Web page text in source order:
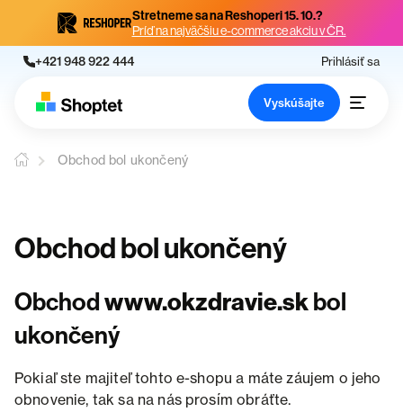
Stretneme sa na Reshoperi 15. 10.?
Príď na najväčšiu e-commerce akciu v ČR.
+421 948 922 444 Prihlásiť sa
Vyskúšajte
Obchod bol ukončený
Obchod bol ukončený
Obchodwww.okzdravie.skbol
ukončený
Pokiaľ ste majiteľ tohto e-shopu a máte záujem o jeho
obnovenie, tak sa na nás prosím obráťte.